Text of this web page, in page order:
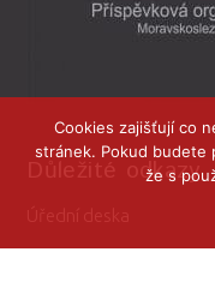
Důležité odkazy
Cookies zajišťují co
stránek. Pokud budete
že s